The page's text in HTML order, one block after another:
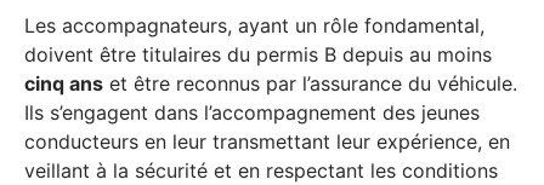
Les accompagnateurs, ayant un rôle fondamental,
doivent être titulaires du permis B depuis au moins
cinq ans et être reconnus par l’assurance du véhicule.
Ils s’engagent dans l’accompagnement des jeunes
conducteurs en leur transmettant leur expérience, en
veillant à la sécurité et en respectant les conditions